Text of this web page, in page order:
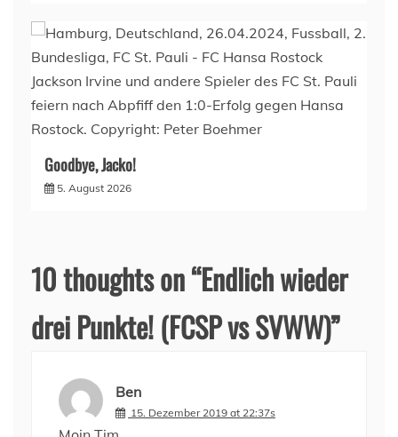
Goodbye, Jacko!
5. August 2026
10 thoughts on “Endlich wieder
drei Punkte! (FCSP vs SVWW)”
Ben
15. Dezember 2019 at 22:37s